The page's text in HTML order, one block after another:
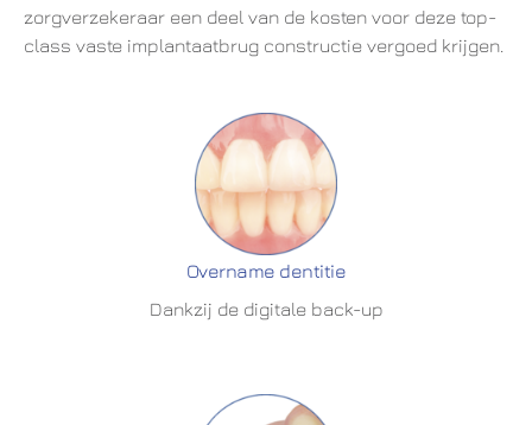
zorgverzekeraar een deel van de kosten voor deze top-
class vaste implantaatbrug constructie vergoed krijgen.
Overname dentitie
Dankzij de digitale back-up